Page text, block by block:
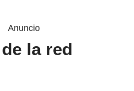
Anuncio
la red